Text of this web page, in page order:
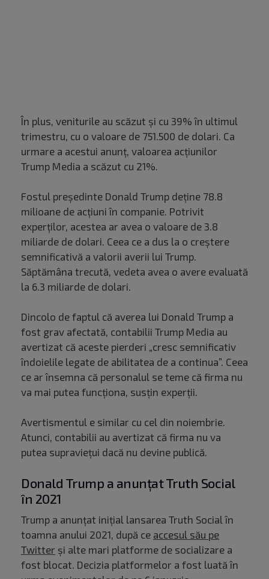
În plus, veniturile au scăzut și cu 39% în ultimul
trimestru, cu o valoare de 751.500 de dolari. Ca
urmare a acestui anunț, valoarea acțiunilor
Trump Media a scăzut cu 21%.
Fostul președinte Donald Trump deține 78.8
milioane de acțiuni în companie. Potrivit
experților, acestea ar avea o valoare de 3.8
miliarde de dolari. Ceea ce a dus la o creștere
semnificativă a valorii averii lui Trump.
Săptămâna trecută, vedeta avea o avere evaluată
la 6.3 miliarde de dolari.
Dincolo de faptul că averea lui Donald Trump a
fost grav afectată, contabilii Trump Media au
avertizat că aceste pierderi „cresc semnificativ
îndoielile legate de abilitatea de a continua”. Ceea
ce ar însemna că personalul se teme că firma nu
va mai putea funcționa, susțin experții.
Avertismentul e similar cu cel din noiembrie.
Atunci, contabilii au avertizat că firma nu va
putea supraviețui dacă nu devine publică.
Donald Trump a anunțat Truth Social
în 2021
Trump a anunțat inițial lansarea Truth Social în
toamna anului 2021, după ce accesul său pe
Twitter și alte mari platforme de socializare a
fost blocat. Decizia platformelor a fost luată în